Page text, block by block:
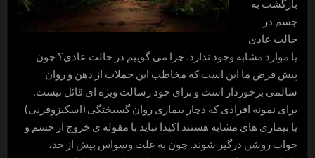
بازگشت به
جسم در
حالت عادی
یا موارد مشابه وجود ندارد. چرا می گوییم در حالت عادی؟ چون
پیش فرض ما این است که مخاطب این جملات از ذهن و روان
سالمی برخوردار است و برای خود رسالت ویژه ای قائل نیست.
برای نمونه افرادی که دچار بیماری روان گسیختگی (اسکیزوفرنی)
یا بیماری های مشابه هستند اکیدا نباید با مقوله ی خروج از جسم و
خواب روشن درگیر شوند. چون به علت وسواس بیش از حد،